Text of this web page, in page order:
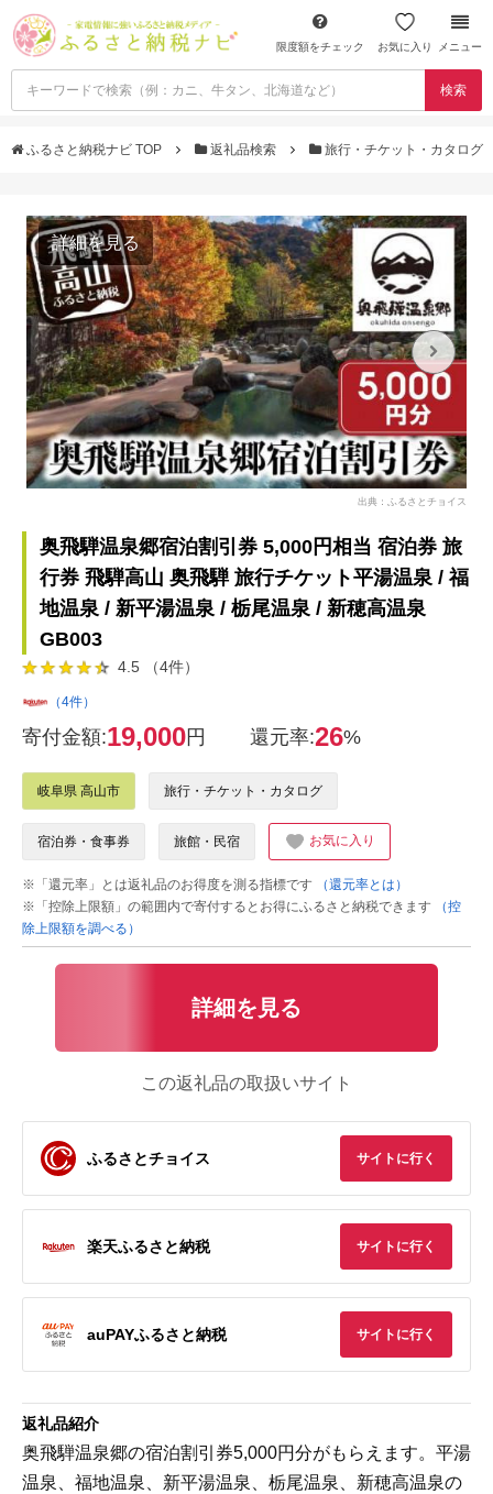
限度額をチェック お気に入り メニュー
検索
ふるさと納税ナビ TOP 返礼品検索 旅行・チケット・カタログ
詳細を見る
出典：ふるさとチョイス
奥飛騨温泉郷宿泊割引券 5,000円相当 宿泊券 旅
行券 飛騨高山 奥飛騨 旅行チケット平湯温泉 / 福
地温泉 / 新平湯温泉 / 栃尾温泉 / 新穂高温泉
GB003
4.5 （4件）
（4件）
寄付金額:19,000円 還元率:26%
岐阜県 高山市 旅行・チケット・カタログ
宿泊券・食事券 旅館・民宿 お気に入り
※「還元率」とは返礼品のお得度を測る指標です
（還元率とは）
※「控除上限額」の範囲内で寄付するとお得にふるさと納税できます
（控
除上限額を調べる）
詳細を見る
この返礼品の取扱いサイト
ふるさとチョイス サイトに行く
楽天ふるさと納税 サイトに行く
auPAYふるさと納税 サイトに行く
返礼品紹介
奥飛騨温泉郷の宿泊割引券5,000円分がもらえます。平湯
温泉、福地温泉、新平湯温泉、栃尾温泉、新穂高温泉の